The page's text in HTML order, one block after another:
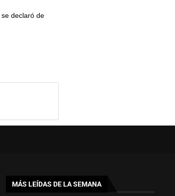
declaró de
MÁS LEÍDAS DE LA SEMANA